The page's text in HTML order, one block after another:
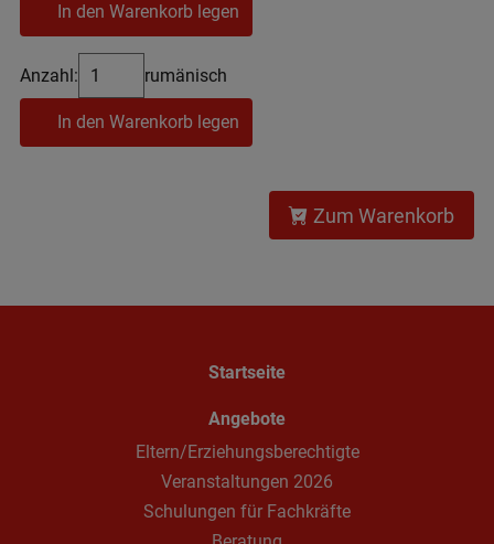
In den Warenkorb legen
Anzahl: rumänisch
In den Warenkorb legen
Zum Warenkorb
Startseite
Angebote
Eltern/Erziehungsberechtigte
Veranstaltungen 2026
Schulungen für Fachkräfte